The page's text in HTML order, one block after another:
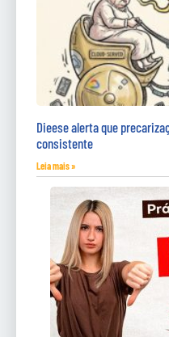
Dieese alerta que
consistente
Leia mais »